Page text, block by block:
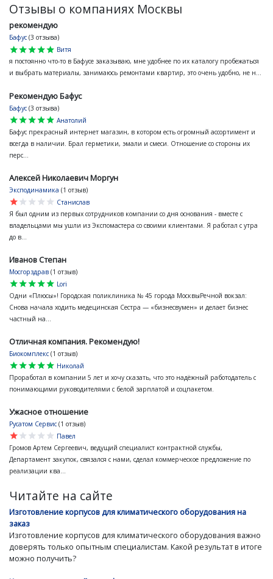
Отзывы о компаниях Москвы
рекомендую
Бафус (3 отзыва)
star
star
star
star
star
Витя
я постоянно что-то в Бафусе заказываю, мне удобнее по их каталогу пробежаться
и выбрать материалы, занимаюсь ремонтами квартир, это очень удобно, не н...
Рекомендую Бафус
Бафус (3 отзыва)
star
star
star
star
star
Анатолий
Бафус прекрасный интернет магазин, в котором есть огромный ассортимент и
всегда в наличии. Брал герметики, эмали и смеси. Отношение со стороны их
перс...
Алексей Николаевич Моргун
Эксподинамика (1 отзыв)
star
star
star
star
star
Станислав
Я был одним из первых сотрудников компании со дня основания - вместе с
владельцами мы ушли из Экспомастера со своими клиентами. Я работал с утра
до в...
Иванов Степан
Мосгорздрав (1 отзыв)
star
star
star
star
star
Lori
Одни «Плюсы»! Городская поликлиника № 45 города МосквыРечной вокзал:
Снова начала ходить медецинская Сестра — «бизнесвумен» и делает бизнес
частный на...
Отличная компания. Рекомендую!
Биокомплекс (1 отзыв)
star
star
star
star
star
Николай
Проработал в компании 5 лет и хочу сказать, что это надёжный работодатель с
понимающими руководителями с белой зарплатой и соцпакетом.
Ужасное отношение
Русатом Сервис (1 отзыв)
star
star
star
star
star
Павел
Громов Артем Сергеевич, ведущий специалист контрактной службы,
Департамент закупок, связался с нами, сделал коммерческое предложение по
реализации ква...
Читайте на сайте
Изготовление корпусов для климатического оборудования на
заказ
Изготовление корпусов для климатического оборудования важно
доверять только опытным специалистам. Какой результат в итоге
можно получить?